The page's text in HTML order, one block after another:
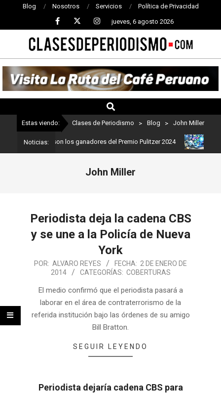
Blog Nosotros Servicios Política de Privacidad
jueves, 6 agosto 2026
CLASES
DE
PERIODISMO
Estas viendo: Clases de Periodismo > Blog > John Miller
Noticias:
Estos son los ganadores del Premio Pulitzer 2024
John Miller
Periodista deja la cadena CBS
y se une a la Policía de Nueva
York
POR: ALVARO REYES FECHA: 2 DE ENERO DE
2014
CATEGORÍAS: COBERTURAS
El medio confirmó que el periodista pasará a
laborar en el área de contraterrorismo de la
referida institución bajo las órdenes de su amigo
Bill Bratton.
SEGUIR LEYENDO
Periodista dejaría cadena CBS para